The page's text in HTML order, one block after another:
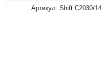
Артикул: Shift C2030/14